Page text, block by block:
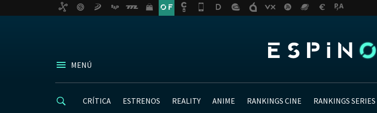
MENÚ
CRÍTICA ESTRENOS REALITY ANIME RANKINGS CINE RANKINGS SERIES